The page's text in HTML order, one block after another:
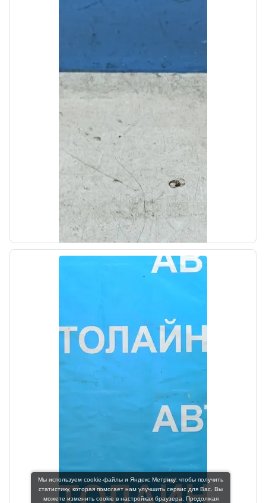
OEM: 52720S1000
7000,00₽
Автолайн
б/у
Антенна центрального замка Hyundai Santa
OEM: 95420A5200
Производитель:
Мы используем cookie-файлы и Яндекс Метрику, чтобы получить
статистику, которая помогает нам улучшить сервис для Вас. Вы
можете изменить cookie в настройках браузера. Продолжая